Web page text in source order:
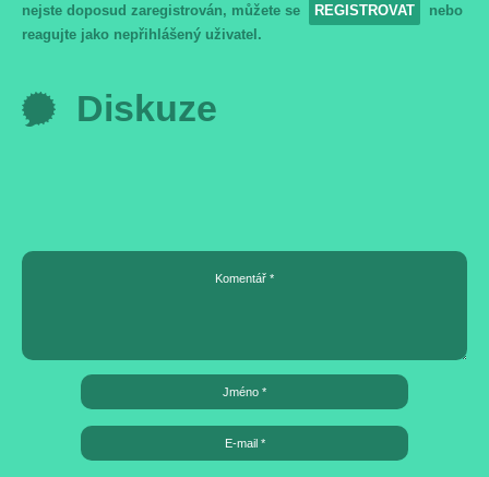
nejste doposud zaregistrován, můžete se
REGISTROVAT
nebo
reagujte jako nepřihlášený uživatel.
Diskuze